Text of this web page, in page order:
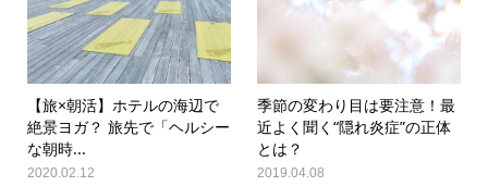
【旅×朝活】ホテルの海辺で
絶景ヨガ？ 旅先で「ヘルシー
な朝時...
2020.02.12
季節の変わり目は要注意！最
近よく聞く“隠れ炎症”の正体
とは？
2019.04.08